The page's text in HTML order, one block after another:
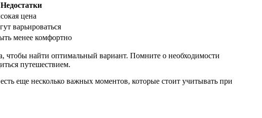
Недостатки
цена
варьироваться
менее комфортно
чтобы найти оптимальный вариант. Помните о необходимости
путешествием.
еще несколько важных моментов, которые стоит учитывать при